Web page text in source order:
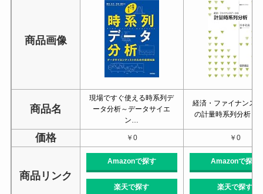
商品画像
商品名
現場ですぐ使える時系列デ
ータ分析～データサイエ
ン…
経済・ファイナンス
の計量時系列分析 (
価格 ￥0 ￥0
商品リンク
Amazonで探す
楽天で探す
Amazonで探す
楽天で探す